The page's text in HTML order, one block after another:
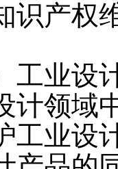
产权维
业设计
领域中
工业设